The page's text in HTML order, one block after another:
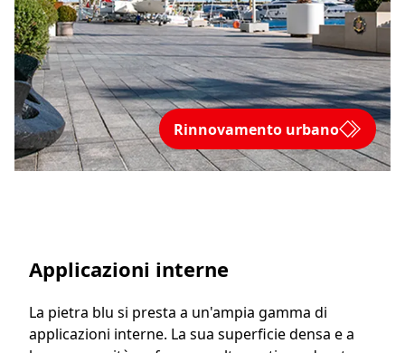
Rinnovamento urbano
Applicazioni interne
La pietra blu si presta a un'ampia gamma di
applicazioni interne. La sua superficie densa e a